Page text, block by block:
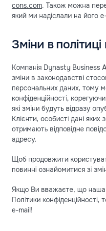
cons.com. Також можна
який ми надіслали на його
Зміни в
Компанія Dynasty Business
зміни в законодавстві
персональних даних, тому
конфіденційності,
які зміни будуть відразу
Клієнти, особисті дані
отримають відповідне
адресу.
Щоб продовжити
повинні ознайомитися зі
Якщо Ви вважаєте, що наша
Політики конфіденційності,
e-mail!